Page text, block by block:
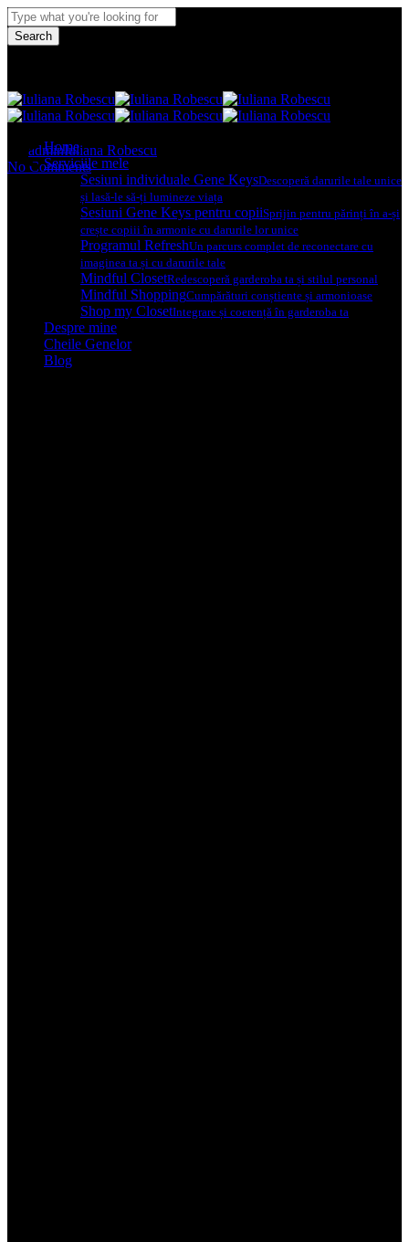
Skip
to
main
Search
Menu Home
Serviciile mele
Sesiuni individuale Gene KeysDescoperă darurile tale unice
și lasă-le să-ți lumineze viața
Sesiuni Gene Keys pentru copiiSprijin pentru părinți în a-și
crește copiii în armonie cu darurile lor unice
Programul RefreshUn parcurs complet de reconectare cu
imaginea ta și cu darurile tale
Mindful ClosetRedescoperă garderoba ta și stilul personal
Mindful ShoppingCumpărături conștiente și armonioase
Shop my ClosetIntegrare și coerență în garderoba ta
Despre mine
Cheile Genelor
Blog
Un nou început
adminIuliana Robescu
No Comments